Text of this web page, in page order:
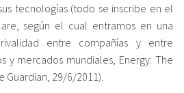
tecnologías (todo se inscribe en el
según el cual entramos en una
entre compañías y entre
y mercados mundiales, Energy: The
Guardian, 29/6/2011).